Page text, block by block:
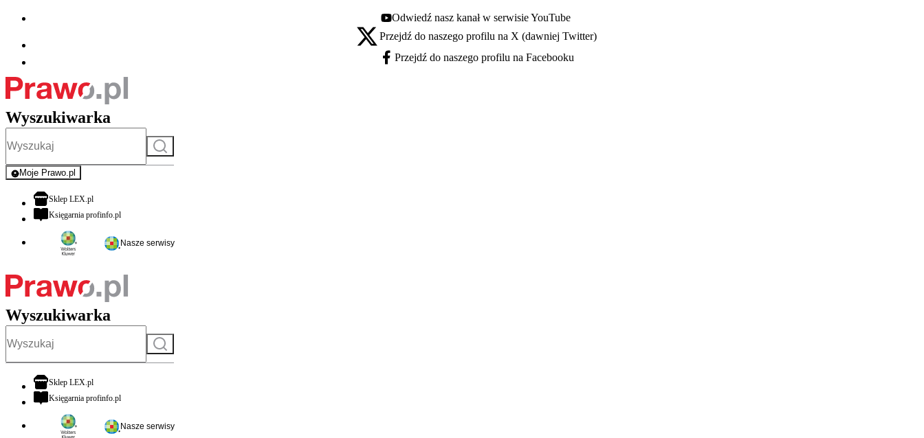
Youtube - otwiera się w nowej karcie
Odwiedź nasz kanał w serwisie YouTube
X - otwiera się w nowej karcie
Przejdź do naszego profilu na X (dawniej Twitter)
Facebook - otwiera się w nowej karcie
Przejdź do naszego profilu na Facebooku
Wyszukiwarka
Szukaj
Moje Prawo.pl
- rejestracja i logowanie do serwisu
Sklep LEX.plotwiera się w nowej karcie
Księgarnia profinfo.plotwiera się w nowej karcie
Nasze serwisy
Wyszukiwarka
Szukaj
Sklep LEX.plotwiera się w nowej karcie
Księgarnia profinfo.plotwiera się w nowej karcie
Nasze serwisy